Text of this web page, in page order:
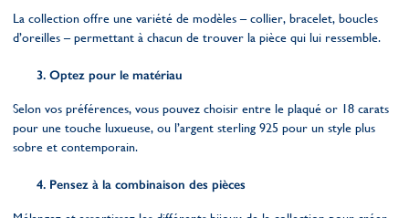
La collection offre une variété de modèles – collier, bracelet, boucles
d’oreilles – permettant à chacun de trouver la pièce qui lui ressemble.
Optez pour le matériau
Selon vos préférences, vous pouvez choisir entre le plaqué or 18 carats
pour une touche luxueuse, ou l’argent sterling 925 pour un style plus
sobre et contemporain.
Pensez à la combinaison des pièces